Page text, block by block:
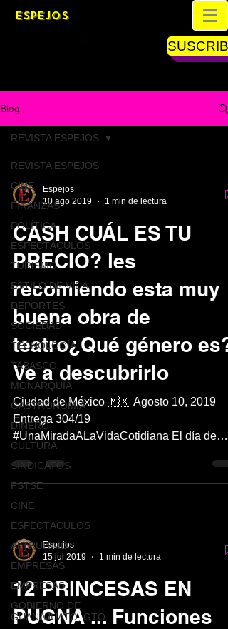
ESPEJOS
Blog
REVISTA ESPEJOS
CINE
FINANZAS
POLÍTICA
ESPECTÁCULOS
TURISMO
ESTILO DE VIDA
DEPORTES
SOCIEDAD
TECNOLOGÍA
TABASCO
MONARQUÍA
GASTRONOMÍA
DINERO
CULTURA
SINDICATOS
FSTSE
CINE
ESPECTÁCULOS
ALTRUISMO
EMPRESAS
EMPRESAS
GOBIERNO DE
GUANAJUATO, GTO
REVISTA ESPEJOS
Espejos
10 ago 2019
1 min de lectura
CASH CUÁL ES TU
PRECIO? les
recomiendo esta muy
buena obra de
teatro¿Qué género es?
Ve a descubrirlo
Ciudad de México 🇲🇽 Agosto 10, 2019
Entrega 304/19
#UnaMiradaALaVidaCotidiana El día de
ayer viernes 9 de agosto recibió el elenco
de...
Espejos
15 jul 2019
1 min de lectura
12 PRINCESAS EN
PUGNA ... Funciones